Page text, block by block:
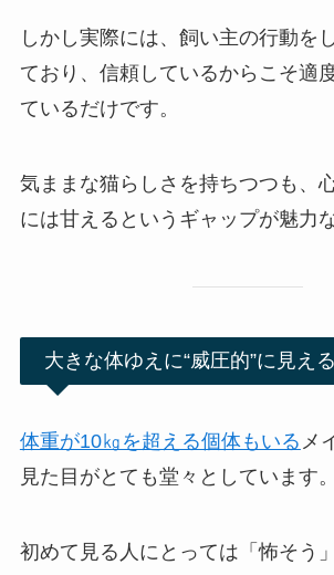
しかし実際には、飼い主の行動を
ており、信頼しているからこそ適
ているだけです。
気ままな猫らしさを持ちつつも、
には甘えるというギャップが魅力
大きな体ゆえに“威圧的”に見える
体重が10㎏を超える個体もいる メ
見た目がとても堂々としています。
初めて見る人にとっては「怖そう